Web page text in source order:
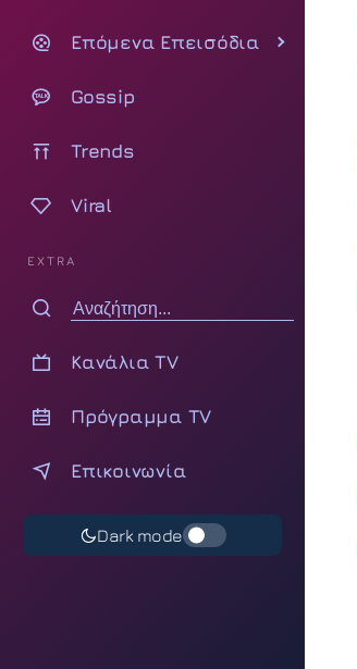
Επόμενα Επεισόδια
Gossip
Trends
Viral
EXTRA
Κανάλια TV
Πρόγραμμα TV
Επικοινωνία
Dark mode